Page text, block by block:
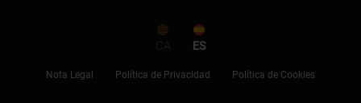
CA ES
Nota Legal Política de Privacidad Política de Cookies